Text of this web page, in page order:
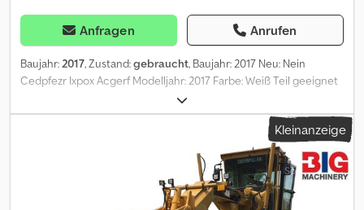
Anfragen Anrufen
Baujahr:2017, Zustand:gebraucht, Baujahr: 2017 Neu: Nein
Cedpfezr Ixpox Acgerf Modelljahr: 2017 Farbe: Weiß Teil geeignet
für: DAF Typennummer: 0G146736 Seriennummer: 0G146736
Kleinanzeige